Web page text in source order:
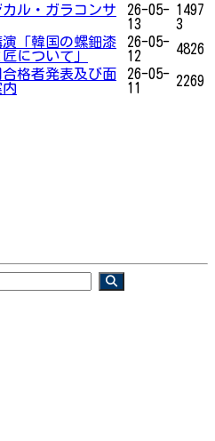
ル・ガラコンサ
26-05-
13
1497
3
「韓国の螺鈿漆
について」
26-05-
12
4826
格者発表及び面
26-05-
11
2269